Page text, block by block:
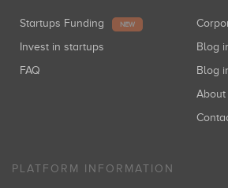
Startups Funding NEW
Invest in startups
FAQ
Blog
Blog
PLATFORM INFORMATION